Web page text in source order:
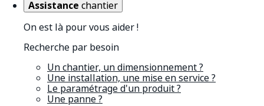
Assistance chantier
On est là pour vous aider !
Recherche par besoin
Un chantier, un dimensionnement ?
Une installation, une mise en service ?
Le paramétrage d'un produit ?
Une panne ?